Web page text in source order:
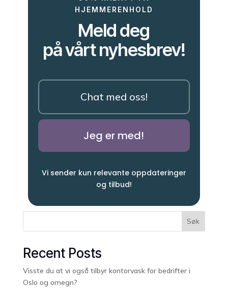
HJEMMERENHOLD
Meld deg
på vårt nyhesbrev!
Chat med oss!
Jeg er med!
Vi sender kun relevante oppdateringer
og tilbud!
Søk
Recent Posts
Visste du at vi også tilbyr kontorvask for bedrifter i
Oslo og omegn?